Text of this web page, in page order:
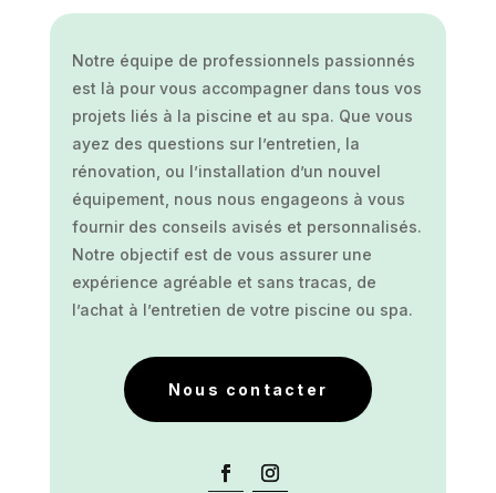
Notre équipe de professionnels passionnés
est là pour vous accompagner dans tous vos
projets liés à la piscine et au spa. Que vous
ayez des questions sur l’entretien, la
rénovation, ou l’installation d’un nouvel
équipement, nous nous engageons à vous
fournir des conseils avisés et personnalisés.
Notre objectif est de vous assurer une
expérience agréable et sans tracas, de
l’achat à l’entretien de votre piscine ou spa.
Nous contacter